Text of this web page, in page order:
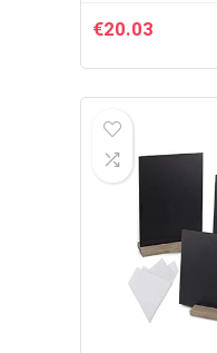
€20.03